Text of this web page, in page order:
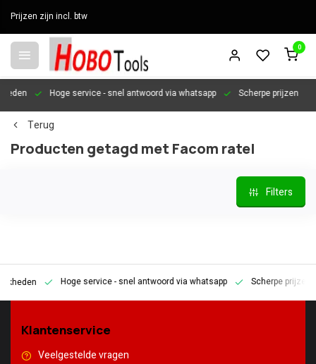
Prijzen zijn incl. btw
0
Hoge service- snel antwoord via whatsapp Scherpe prijzen
Terug
Producten getagd met Facom ratel
Filters
Hoge service- snel antwoord via whatsapp Scherpe prijzen
Klantenservice
Veelgestelde vragen